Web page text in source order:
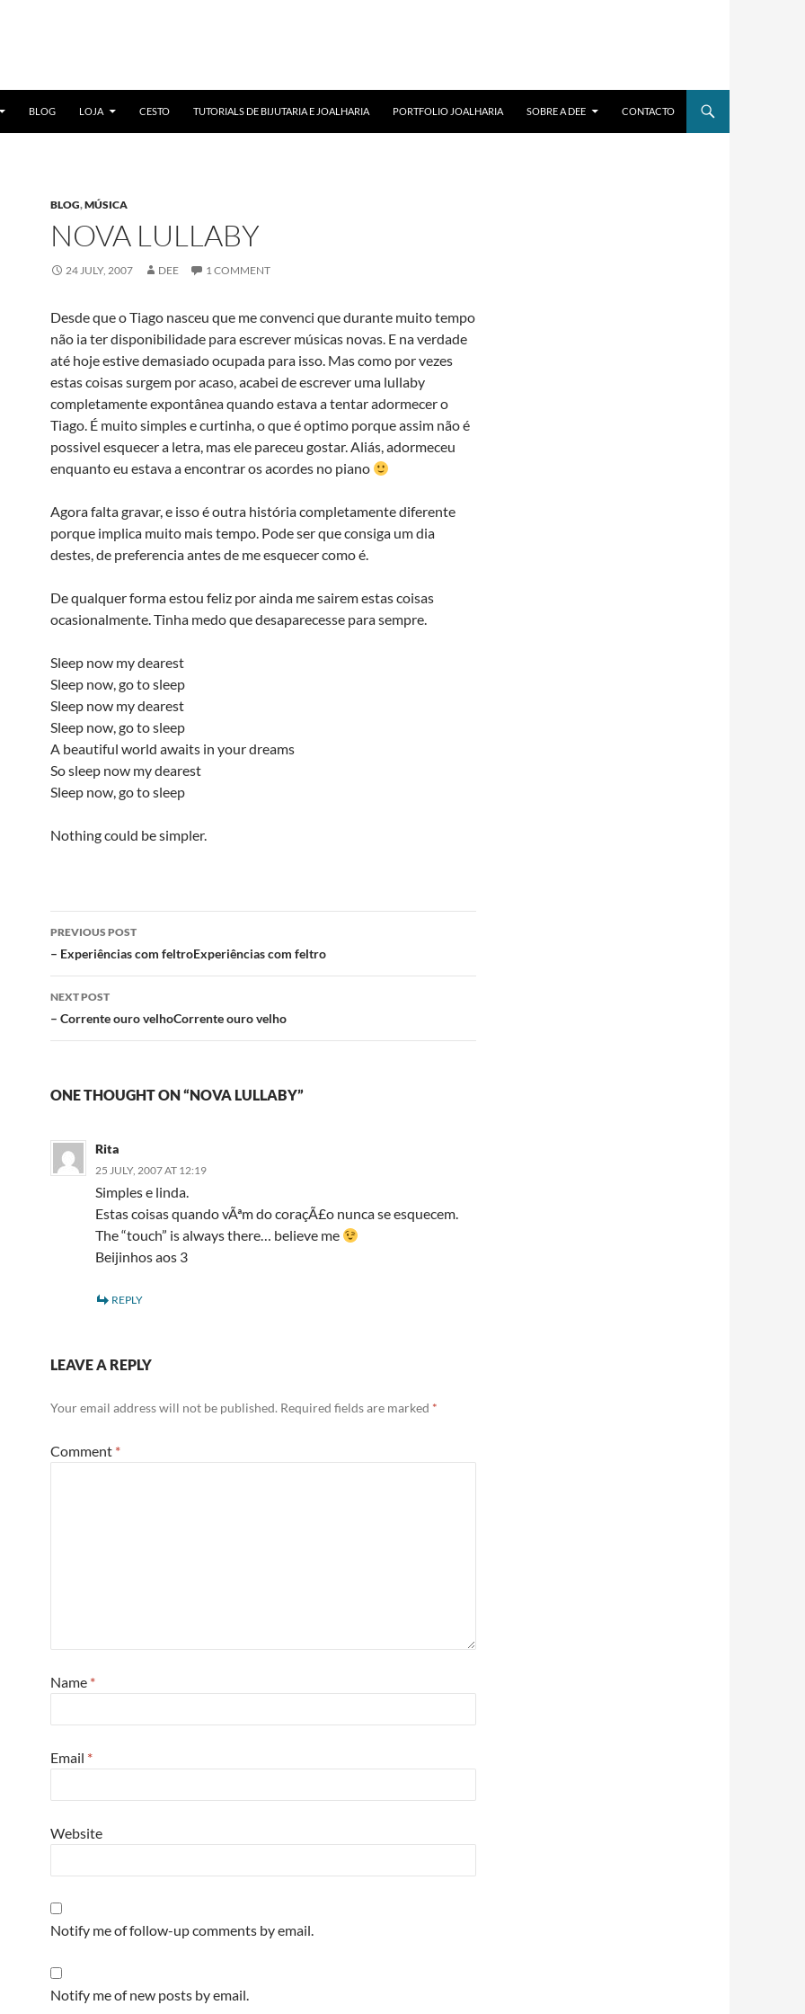
BLOG LOJA CESTO TUTORIALS DE BIJUTARIA E JOALHARIA PORTFOLIO JOALHARIA SOBRE A DEE CONTACTO
BLOG,MÚSICA
NOVA LULLABY
24 JULY, 2007 DEE 1 COMMENT
Desde que o Tiago nasceu que me convenci que durante muito tempo
não ia ter disponibilidade para escrever músicas novas. E na verdade
até hoje estive demasiado ocupada para isso. Mas como por vezes
estas coisas surgem por acaso, acabei de escrever uma lullaby
completamente expontânea quando estava a tentar adormecer o
Tiago. É muito simples e curtinha, o que é optimo porque assim não é
possivel esquecer a letra, mas ele pareceu gostar. Aliás, adormeceu
enquanto eu estava a encontrar os acordes no piano
Agora falta gravar, e isso é outra história completamente diferente
porque implica muito mais tempo. Pode ser que consiga um dia
destes, de preferencia antes de me esquecer como é.
De qualquer forma estou feliz por ainda me sairem estas coisas
ocasionalmente. Tinha medo que desaparecesse para sempre.
Sleep now my dearest
Sleep now, go to sleep
Sleep now my dearest
Sleep now, go to sleep
A beautiful world awaits in your dreams
So sleep now my dearest
Sleep now, go to sleep
Nothing could be simpler.
Post
navigation
PREVIOUS POST
– Experiências com feltroExperiências com feltro
NEXT POST
– Corrente ouro velhoCorrente ouro velho
ONE THOUGHT ON “NOVA LULLABY”
Rita
25 JULY, 2007 AT 12:19
Simples e linda.
Estas coisas quando vÃªm do coraçÃ£o nunca se esquecem.
The “touch” is always there… believe me
Beijinhos aos 3
REPLY
LEAVE A REPLY
Your email address will not be published. Required fields are marked *
Comment *
Name *
Email *
Website
Notify me of follow-up comments by email.
Notify me of new posts by email.